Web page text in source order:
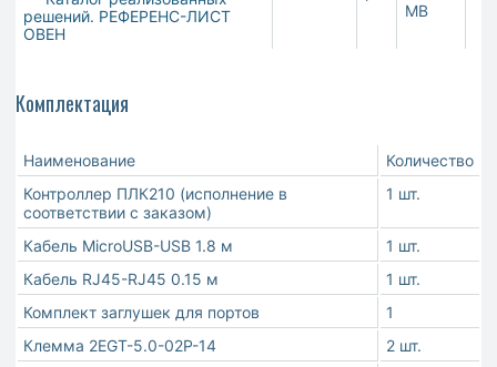
решений. РЕФЕРЕНС-ЛИСТ
ОВЕН
MB
Комплектация
Наименование
Количество
Контроллер ПЛК210 (исполнение в
соответствии с заказом)
1 шт.
Кабель MicroUSB-USB 1.8 м
1 шт.
Кабель RJ45-RJ45 0.15 м
1 шт.
Комплект заглушек для портов
1
Клемма 2EGT-5.0-02P-14
2 шт.